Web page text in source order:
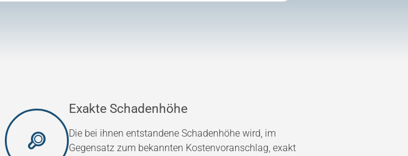
Exakte Schadenhöhe
Die bei ihnen entstandene Schadenhöhe wird, im
Gegensatz zum bekannten Kostenvoranschlag, exakt